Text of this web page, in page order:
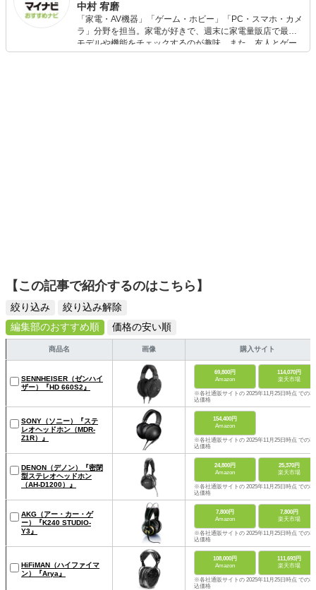
中村 宥磨
「家電・AV機器」「ゲーム・ホビー」「PC・スマホ・カメ
ラ」分野を担当。家電が好きで、週末に家電量販店で最新
モデルや機能をチェックするのが趣味。また、友人とゲー
ムを楽しみながら、新作タイトルやイベント情報もいち早
【この記事で紹介するのはこちら】
絞り込み
絞り込み解除
編集部のおすすめ順
価格の安い順
商品名 画像 購入サイト
SENNHEISER（ゼンハイ
ザー）『HD 660S2』
69,800円
Amazon
114,070円
楽天市場
※各社通販サイトの 2025年11月25日時点 での税
込価格
SONY（ソニー）『ステ
レオヘッドホン（MDR-
Z1R）』
154,400円
Amazon
※各社通販サイトの 2025年11月25日時点 での税
込価格
DENON（デノン）『密閉
型ステレオヘッドホン
（AH-D1200）』
24,800円
Amazon
25,370円
楽天市場
※各社通販サイトの 2025年11月25日時点 での税
込価格
AKG（アー・カー・ゲ
ー）『K240 STUDIO-
Y3』
7,800円
Amazon
7,800円
楽天市場
※各社通販サイトの 2025年11月25日時点 での税
込価格
HiFiMAN（ハイファイマ
ン）『Arya』
108,000円
Amazon
111,693円
楽天市場
※各社通販サイトの 2025年11月25日時点 での税
込価格